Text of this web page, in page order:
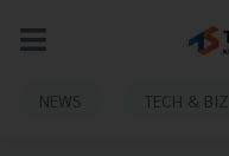
NEWS TECH & BIZ